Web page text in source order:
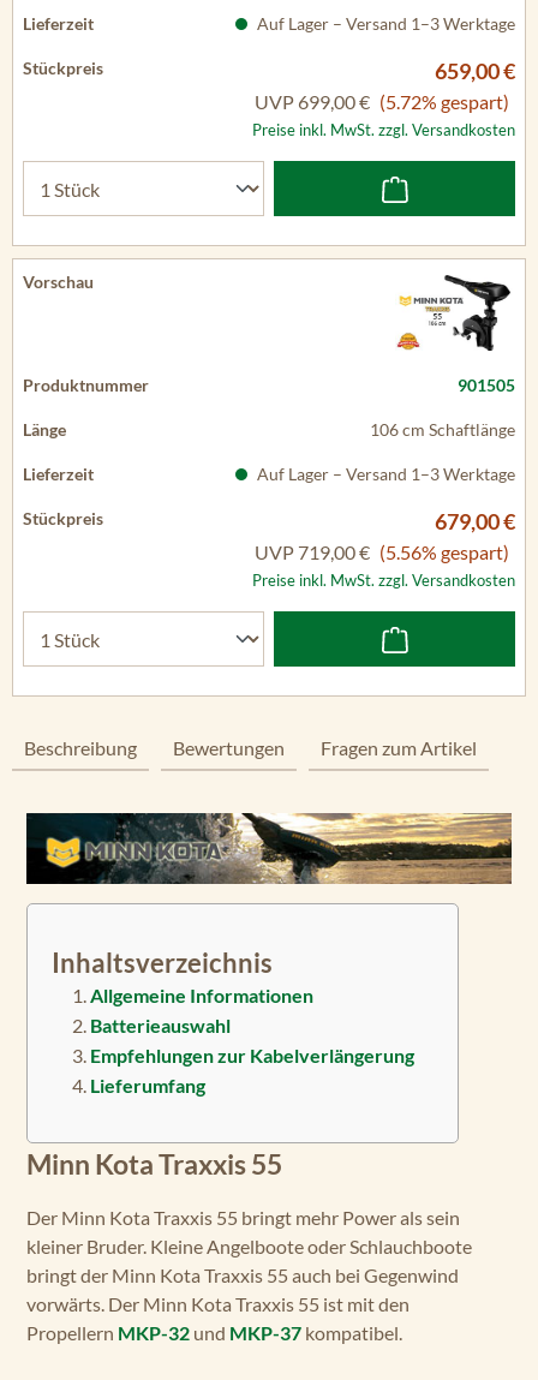
Auf Lager – Versand 1–3 Werktage
659,00 €
UVP 699,00 € (5.72% gespart)
Preise inkl. MwSt. zzgl. Versandkosten
901505
106 cm Schaftlänge
Auf Lager – Versand 1–3 Werktage
679,00 €
UVP 719,00 € (5.56% gespart)
Preise inkl. MwSt. zzgl. Versandkosten
Beschreibung Bewertungen Fragen zum Artikel
Inhaltsverzeichnis
Allgemeine Informationen
Batterieauswahl
Empfehlungen zur Kabelverlängerung
Lieferumfang
Minn Kota Traxxis 55
Der Minn Kota Traxxis 55 bringt mehr Power als sein
kleiner Bruder. Kleine Angelboote oder Schlauchboote
bringt der Minn Kota Traxxis 55 auch bei Gegenwind
vorwärts. Der Minn Kota Traxxis 55 ist mit den
Propellern MKP-32 und MKP-37 kompatibel.